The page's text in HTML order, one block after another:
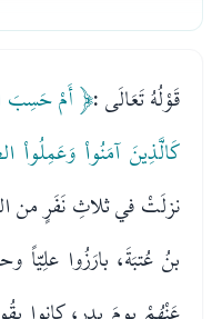
قَوْلُهُ تَعَالَى :﴿ أَمْ حَسِبَ
كَالَّذِينَ آمَنُواْ
نزلَتْ في ثلاثِ نَفَرٍ من
بنُ عُتبَةَ، بارَزُوا